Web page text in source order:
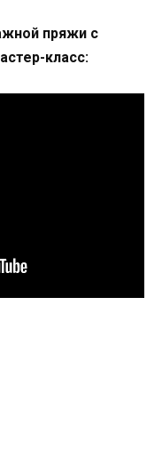
пряжи с
класс: